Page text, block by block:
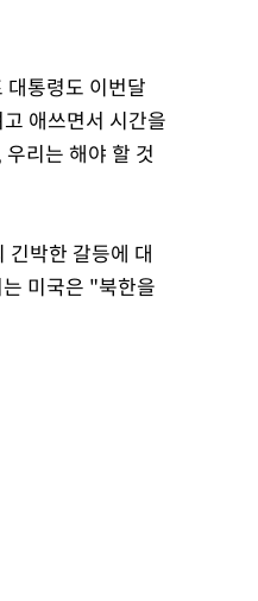
통령도 이번달
애쓰면서 시간을
리는 해야 할 것
긴박한 갈등에 대
미국은 "북한을